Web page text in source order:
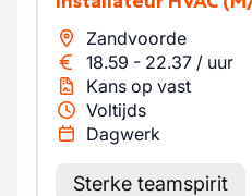
Zandvoorde
18.59 - 22.37 / uur
Kans op vast
Voltijds
Dagwerk
Sterke teamspirit